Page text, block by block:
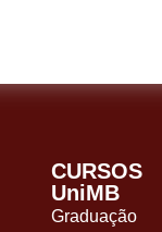
CURSOS
UniMB
Graduação